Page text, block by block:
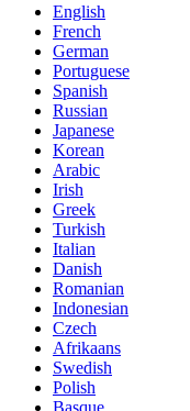
English
French
German
Portuguese
Spanish
Russian
Japanese
Korean
Arabic
Irish
Greek
Turkish
Italian
Danish
Romanian
Indonesian
Czech
Afrikaans
Swedish
Polish
Basque